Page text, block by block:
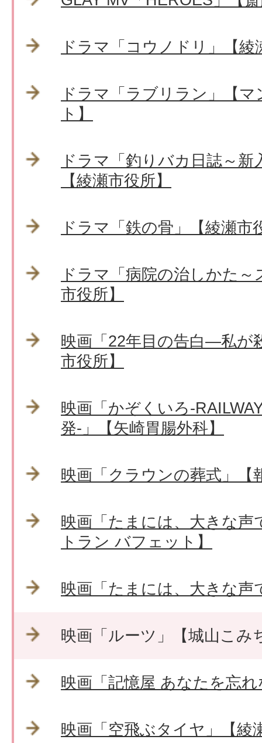
ドラマ「コウノドリ」【綾
ドラマ「ラブリラン」【
ト】
ドラマ「釣りバカ日誌～新
【綾瀬市役所】
ドラマ「鉄の骨」【綾瀬市
ドラマ「病院の治しかた
市役所】
映画「22年目の告白―私が
市役所】
映画「かぞくいろ-
発-」【矢崎胃腸外科】
映画「クラウンの葬式」【
映画「たまには、大きな
トラン バフェット】
映画「たまには、大きな声
映画「ルーツ」【城山こみ
映画「記憶屋 あなたを忘
映画「空飛ぶタイヤ」【綾